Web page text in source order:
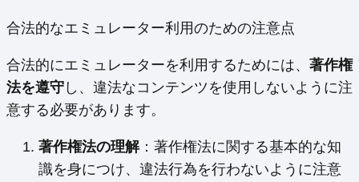
合法的なエミュレーター利用のための注意点
合法的にエミュレーターを利用するためには、 著作権
法を遵守 し、違法なコンテンツを使用しないように注
意する必要があります。
著作権法の理解：著作権法に関する基本的な知
識を身につけ、違法行為を行わないように注意